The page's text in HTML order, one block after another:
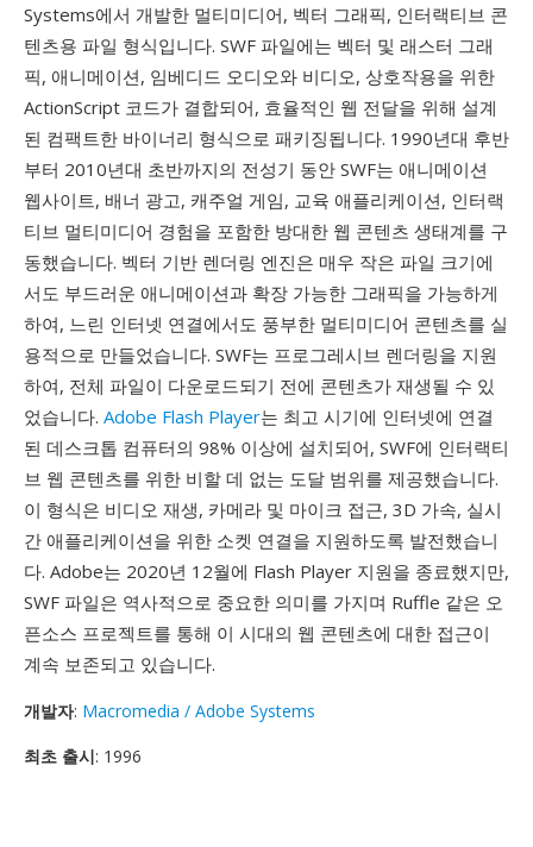
Systems에서 개발한 멀티미디어, 벡터 그래픽, 인터랙티브 콘
텐츠용 파일 형식입니다. SWF 파일에는 벡터 및 래스터 그래
픽, 애니메이션, 임베디드 오디오와 비디오, 상호작용을 위한
ActionScript 코드가 결합되어, 효율적인 웹 전달을 위해 설계
된 컴팩트한 바이너리 형식으로 패키징됩니다. 1990년대 후반
부터 2010년대 초반까지의 전성기 동안 SWF는 애니메이션
웹사이트, 배너 광고, 캐주얼 게임, 교육 애플리케이션, 인터랙
티브 멀티미디어 경험을 포함한 방대한 웹 콘텐츠 생태계를 구
동했습니다. 벡터 기반 렌더링 엔진은 매우 작은 파일 크기에
서도 부드러운 애니메이션과 확장 가능한 그래픽을 가능하게
하여, 느린 인터넷 연결에서도 풍부한 멀티미디어 콘텐츠를 실
용적으로 만들었습니다. SWF는 프로그레시브 렌더링을 지원
하여, 전체 파일이 다운로드되기 전에 콘텐츠가 재생될 수 있
었습니다. Adobe Flash Player는 최고 시기에 인터넷에 연결
된 데스크톱 컴퓨터의 98% 이상에 설치되어, SWF에 인터랙티
브 웹 콘텐츠를 위한 비할 데 없는 도달 범위를 제공했습니다.
이 형식은 비디오 재생, 카메라 및 마이크 접근, 3D 가속, 실시
간 애플리케이션을 위한 소켓 연결을 지원하도록 발전했습니
다. Adobe는 2020년 12월에 Flash Player 지원을 종료했지만,
SWF 파일은 역사적으로 중요한 의미를 가지며 Ruffle 같은 오
픈소스 프로젝트를 통해 이 시대의 웹 콘텐츠에 대한 접근이
계속 보존되고 있습니다.
개발자: Macromedia / Adobe Systems
최초 출시: 1996